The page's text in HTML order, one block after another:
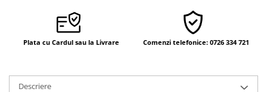
Vindecare spirituală
Viaţa de după moarte
Supă de pui pentru suflet
Plata cu Cardul sau la Livrare Comenzi telefonice: 0726 334 721
Descriere